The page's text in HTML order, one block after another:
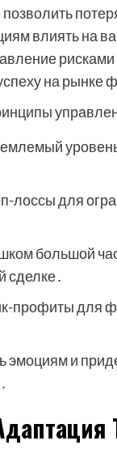
влиять на
рисками
на рынке
лоссы для
большой
сделке․
профиты для
эмоциям и